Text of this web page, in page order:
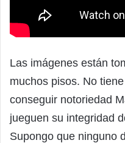
Las imágenes están
muchos pisos. No
conseguir notoriedad
jueguen su integridad
Supongo que ninguno